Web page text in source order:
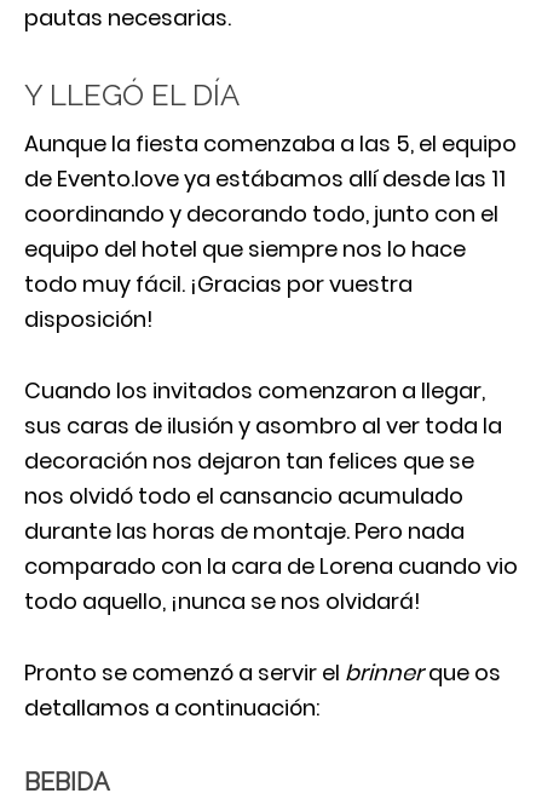
pautas necesarias.
Y LLEGÓ EL DÍA
Aunque la fiesta comenzaba a las 5, el equipo
de Evento.love ya estábamos allí desde las 11
coordinando y decorando todo, junto con el
equipo del hotel que siempre nos lo hace
todo muy fácil. ¡Gracias por vuestra
disposición!
Cuando los invitados comenzaron a llegar,
sus caras de ilusión y asombro al ver toda la
decoración nos dejaron tan felices que se
nos olvidó todo el cansancio acumulado
durante las horas de montaje. Pero nada
comparado con la cara de Lorena cuando vio
todo aquello, ¡nunca se nos olvidará!
Pronto se comenzó a servir el brinnerque os
detallamos a continuación:
BEBIDA